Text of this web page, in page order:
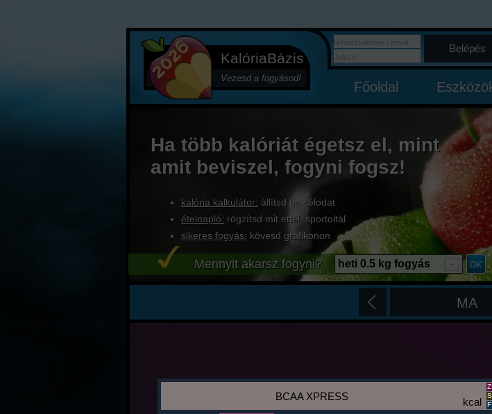
KalóriaBázis
Vezesd a fogyásod!
Belépés
Főoldal
Ha több kalóriát égetsz el, mint
amit beviszel, fogyni fogsz!
kalória kalkulátor: állítsd be célodat
ételnapló: rögzítsd mit ettél, sportoltál
sikeres fogyás: kövesd grafikonon
Mennyit akarsz fogyni? heti 0.5 kg fogyás
MA
kcal
BCAA XPRESS
F: